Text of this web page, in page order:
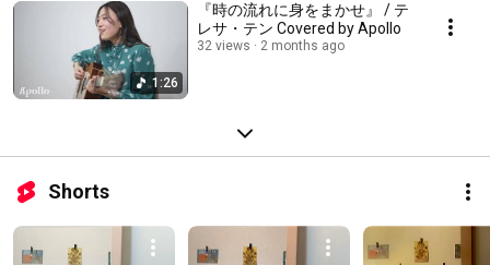
1:26
『時の流れに身をまかせ』 / テ
レサ・テン Covered by Apollo
32 views 2 months ago
Shorts